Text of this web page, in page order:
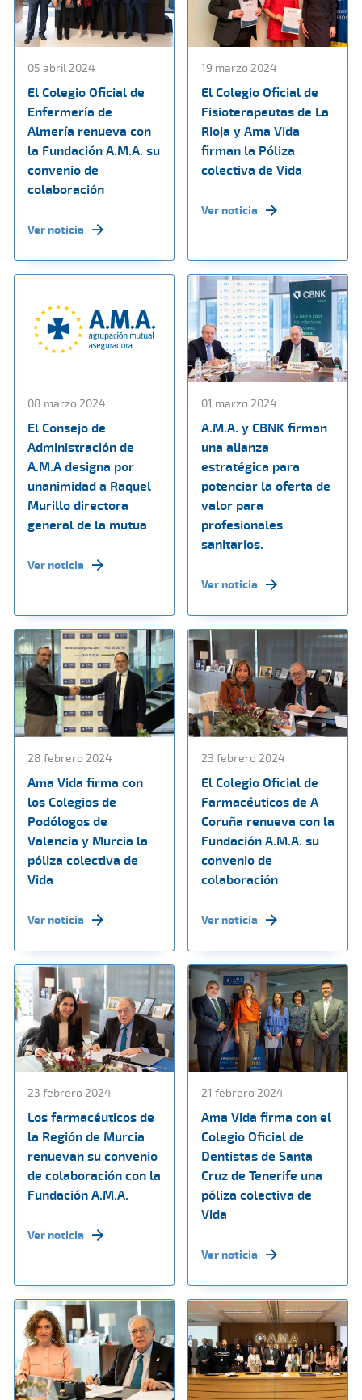
05 abril 2024
El Colegio Oficial de
Enfermería de
Almería renueva con
la Fundación A.M.A. su
convenio de
colaboración
Ver noticia
19 marzo 2024
El Colegio Oficial de
Fisioterapeutas de La
Rioja y Ama Vida
firman la Póliza
colectiva de Vida
Ver noticia
08 marzo 2024
El Consejo de
Administración de
A.M.A designa por
unanimidad a Raquel
Murillo directora
general de la mutua
Ver noticia
01 marzo 2024
A.M.A. y CBNK firman
una alianza
estratégica para
potenciar la oferta de
valor para
profesionales
sanitarios.
Ver noticia
28 febrero 2024
Ama Vida firma con
los Colegios de
Podólogos de
Valencia y Murcia la
póliza colectiva de
Vida
Ver noticia
23 febrero 2024
El Colegio Oficial de
Farmacéuticos de A
Coruña renueva con la
Fundación A.M.A. su
convenio de
colaboración
Ver noticia
23 febrero 2024
Los farmacéuticos de
la Región de Murcia
renuevan su convenio
de colaboración con la
Fundación A.M.A.
Ver noticia
21 febrero 2024
Ama Vida firma con el
Colegio Oficial de
Dentistas de Santa
Cruz de Tenerife una
póliza colectiva de
Vida
Ver noticia